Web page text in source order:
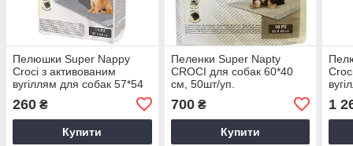
Пелюшки Super Nappy
Croci з активованим
вугіллям для собак 57*54
260 ₴
Купити
Пеленки Super Napty
CROCI для собак 60*40
см, 50шт/уп.
700₴
Купити
1